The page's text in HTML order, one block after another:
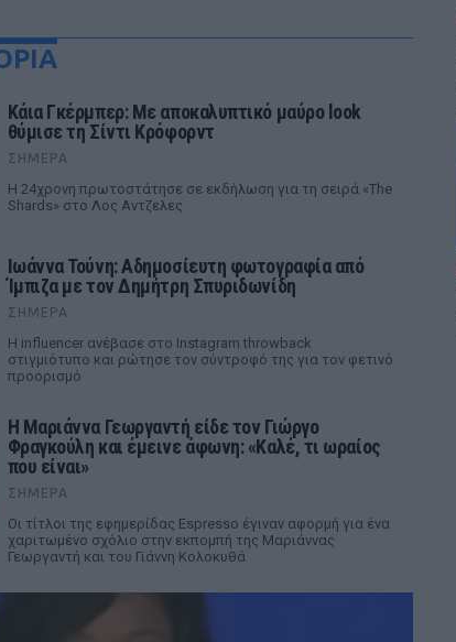
Κάια Γκέρμπερ: Με αποκαλυπτικό μαύρο look
θύμισε τη Σίντι Κρόφορντ
ΣΉΜΕΡΑ
Η 24χρονη πρωτοστάτησε σε εκδήλωση για τη σειρά «The
Shards» στο Λος Αντζελες
Ιωάννα Τούνη: Αδημοσίευτη φωτογραφία από
Ίμπιζα με τον Δημήτρη Σπυριδωνίδη
ΣΉΜΕΡΑ
Η influencer ανέβασε στο Instagram throwback
στιγμιότυπο και ρώτησε τον σύντροφό της για τον φετινό
προορισμό
Η Μαριάννα Γεωργαντή είδε τον Γιώργο
Φραγκούλη και έμεινε άφωνη: «Καλέ, τι ωραίος
που είναι»
ΣΉΜΕΡΑ
Οι τίτλοι της εφημερίδας Espresso έγιναν αφορμή για ένα
χαριτωμένο σχόλιο στην εκπομπή της Μαριάννας
Γεωργαντή και του Γιάννη Κολοκυθά